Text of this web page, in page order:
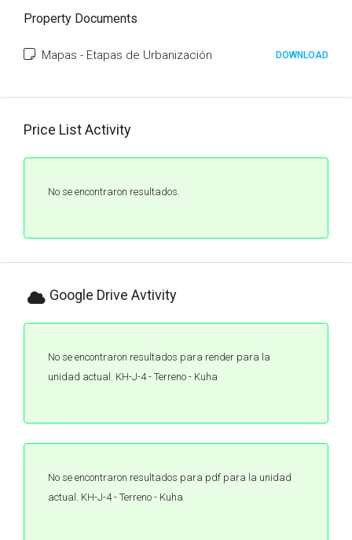
Property Documents
Mapas - Etapas de Urbanización DOWNLOAD
Price List Activity
No se encontraron resultados.
Google Drive Avtivity
No se encontraron resultados para render para la
unidad actual. KH-J-4 - Terreno - Kuha
No se encontraron resultados para pdf para la unidad
actual. KH-J-4 - Terreno - Kuha